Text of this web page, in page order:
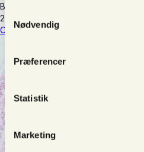
Samtykkevalg
Nødvendig
Præferencer
Statistik
Marketing
Bettina Thomsen
28063016
Customer service